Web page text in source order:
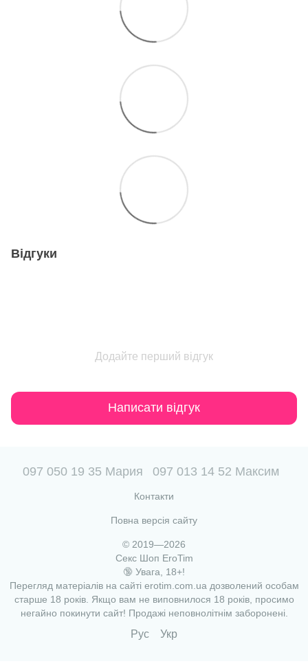
Відгуки
Додайте перший відгук
Написати відгук
097 050 19 35 Мария 097 013 14 52 Максим
Контакти
Повна версія сайту
© 2019—2026
Секс Шоп EroTim
🔞 Увага, 18+!
Перегляд матеріалів на сайті erotim.com.ua дозволений особам
старше 18 років. Якщо вам не виповнилося 18 років, просимо
негайно покинути сайт! Продажі неповнолітнім заборонені.
Рус Укр